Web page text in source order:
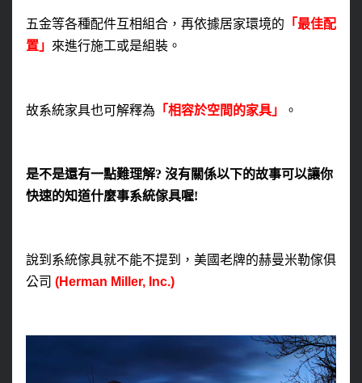
五金等各種配件互相組合，再依據居家環境的 「最佳配
置」 來進行施工或是組裝。
故系統家具也可解釋為 「相容於空間的家具」 。
是不是還有一點難理解? 沒有關係以下的故事可以讓你
快速的知道什麼事系統傢具喔!
說到系統傢具就不能不提到，美國老牌的赫曼米勒傢俱
公司 (Herman Miller, Inc.)